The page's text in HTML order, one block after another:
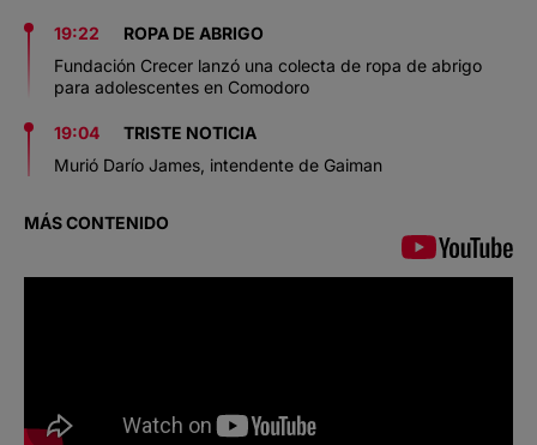
19:22
ROPA DE ABRIGO
Fundación Crecer lanzó una colecta de ropa de abrigo
para adolescentes en Comodoro
19:04
TRISTE NOTICIA
Murió Darío James, intendente de Gaiman
MÁS CONTENIDO